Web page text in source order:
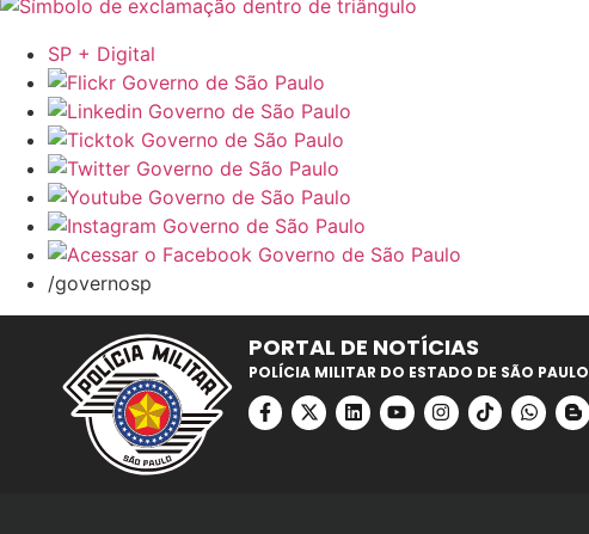
SP + Digital
/governosp
PORTAL DE NOTÍCIAS
POLÍCIA MILITAR DO ESTADO DE SÃO PAULO